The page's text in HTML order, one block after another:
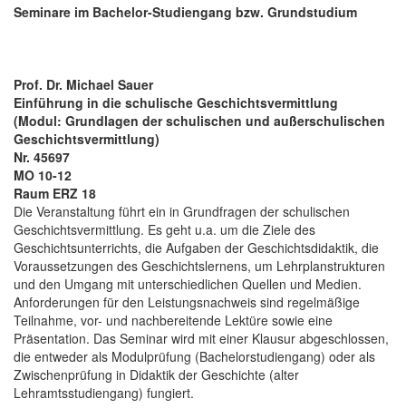
Seminare im Bachelor-Studiengang bzw. Grundstudium
Prof. Dr. Michael Sauer
Einführung in die schulische Geschichtsvermittlung
(Modul: Grundlagen der schulischen und außerschulischen
Geschichtsvermittlung)
Nr. 45697
MO 10-12
Raum ERZ 18
Die Veranstaltung führt ein in Grundfragen der schulischen
Geschichtsvermittlung. Es geht u.a. um die Ziele des
Geschichtsunterrichts, die Aufgaben der Geschichtsdidaktik, die
Voraussetzungen des Geschichtslernens, um Lehrplanstrukturen
und den Umgang mit unterschiedlichen Quellen und Medien.
Anforderungen für den Leistungsnachweis sind regelmäßige
Teilnahme, vor- und nachbereitende Lektüre sowie eine
Präsentation. Das Seminar wird mit einer Klausur abgeschlossen,
die entweder als Modulprüfung (Bachelorstudiengang) oder als
Zwischenprüfung in Didaktik der Geschichte (alter
Lehramtsstudiengang) fungiert.